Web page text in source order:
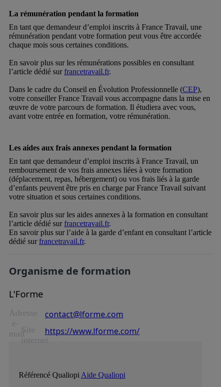
La rémunération pendant la formation
En tant que demandeur d’emploi inscrits à France Travail, une
rémunération pendant votre formation peut vous être accordée
chaque mois sous certaines conditions.
En savoir plus sur les rémunérations possibles en consultant
l’article dédié surfrancetravail.fr.
Dans le cadre du Conseil en Évolution Professionnelle (CEP),
votre conseiller France Travail vous accompagne dans la mise en
œuvre de votre parcours de formation. Il étudiera avec vous,
avant votre entrée en formation, votre rémunération.
Les aides aux frais annexes pendant la formation
En tant que demandeur d’emploi inscrits à France Travail, un
remboursement de vos frais annexes liées à votre formation
(déplacement, repas, hébergement) ou vos frais liés à la garde
d’enfants peuvent être pris en charge par France Travail suivant
votre situation et sous certaines conditions.
En savoir plus sur les aides annexes à la formation en consultant
l’article dédié surfrancetravail.fr.
En savoir plus sur l’aide à la garde d’enfant en consultant l’article
dédié surfrancetravail.fr.
Organisme de formation
L'Forme
Adresse
e-
mail
contact@lforme.com
Site
internet
https://www.lforme.com/
Référencé Qualiopi Aide Qualiopi